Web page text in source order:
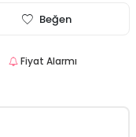
Beğen
Fiyat Alarmı